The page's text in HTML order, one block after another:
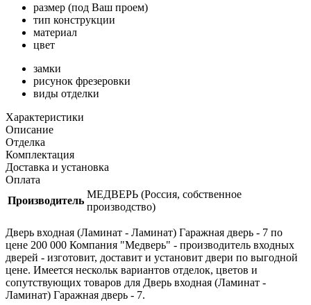
размер (под Ваш проем)
тип конструкции
материал
цвет
замки
рисунок фрезеровки
виды отделки
Характеристики
Описание
Отделка
Комплектация
Доставка и установка
Оплата
Производитель
МЕДВЕРЬ (Россия, собственное
производство)
Дверь входная (Ламинат - Ламинат) Гаражная дверь - 7 по
цене 200 000 Компания "Медверь" - производитель входных
дверей - изготовит, доставит и установит двери по выгодной
цене. Имеется нескольк вариантов отделок, цветов и
сопутствующих товаров для Дверь входная (Ламинат -
Ламинат) Гаражная дверь - 7.